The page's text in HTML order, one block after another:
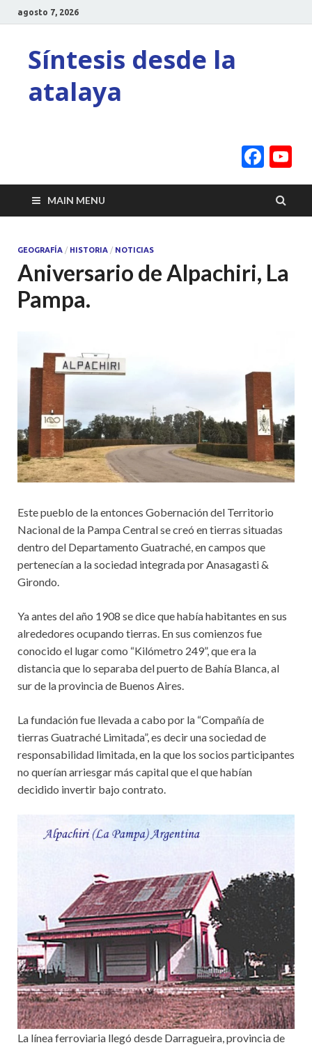
agosto 7, 2026
Síntesis desde la
atalaya
MAIN MENU
GEOGRAFÍA / HISTORIA / NOTICIAS
Aniversario de Alpachiri, La
Pampa.
Este pueblo de la entonces Gobernación del Territorio
Nacional de la Pampa Central se creó en tierras situadas
dentro del Departamento Guatraché, en campos que
pertenecían a la sociedad integrada por Anasagasti &
Girondo.
Ya antes del año 1908 se dice que había habitantes en sus
alrededores ocupando tierras. En sus comienzos fue
conocido el lugar como “Kilómetro 249”, que era la
distancia que lo separaba del puerto de Bahía Blanca, al
sur de la provincia de Buenos Aires.
La fundación fue llevada a cabo por la “Compañía de
tierras Guatraché Limitada”, es decir una sociedad de
responsabilidad limitada, en la que los socios participantes
no querían arriesgar más capital que el que habían
decidido invertir bajo contrato.
La línea ferroviaria llegó desde Darragueira, provincia de